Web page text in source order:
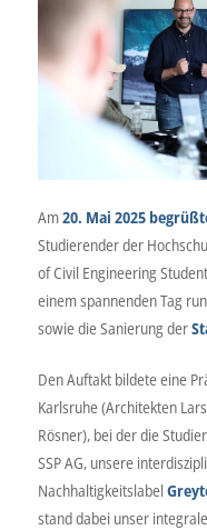
Am20. Mai 2025
Studierender der
of Civil Engineering
einem spannenden Tag
sowie die Sanierung der
Den Auftakt bildete eine
Karlsruhe (Architekten
Rösner), bei der die
SSP AG, unsere
Nachhaltigkeitslabel
stand dabei unser